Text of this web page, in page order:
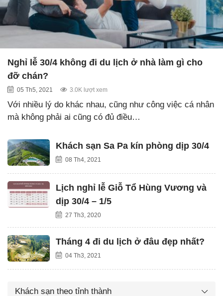
Nghỉ lễ 30/4 không đi du lịch ở nhà làm gì cho
đỡ chán?
05 Th5, 2021 3.0K lượt xem
Với nhiều lý do khác nhau, cũng như công việc cá nhân
mà không phải ai cũng có đủ điều…
Khách sạn Sa Pa kín phòng dịp 30/4
08 Th4, 2021
Lịch nghỉ lễ Giỗ Tổ Hùng Vương và
dịp 30/4 – 1/5
27 Th3, 2020
Tháng 4 đi du lịch ở đâu đẹp nhất?
04 Th3, 2021
Khách sạn theo tỉnh thành